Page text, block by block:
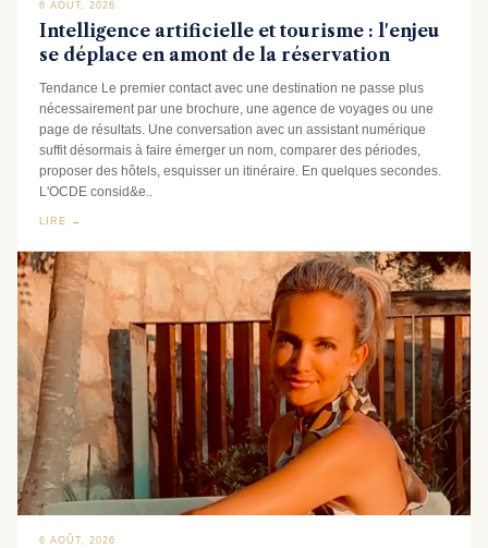
6 AOÛT, 2026
Intelligence artificielle et tourisme : l'enjeu
se déplace en amont de la réservation
Tendance Le premier contact avec une destination ne passe plus
nécessairement par une brochure, une agence de voyages ou une
page de résultats. Une conversation avec un assistant numérique
suffit désormais à faire émerger un nom, comparer des périodes,
proposer des hôtels, esquisser un itinéraire. En quelques secondes.
L'OCDE consid&e..
LIRE →
6 AOÛT, 2026